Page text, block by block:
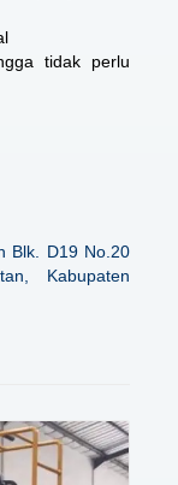
tidak perlu
Blk. D19 No.20
Kabupaten